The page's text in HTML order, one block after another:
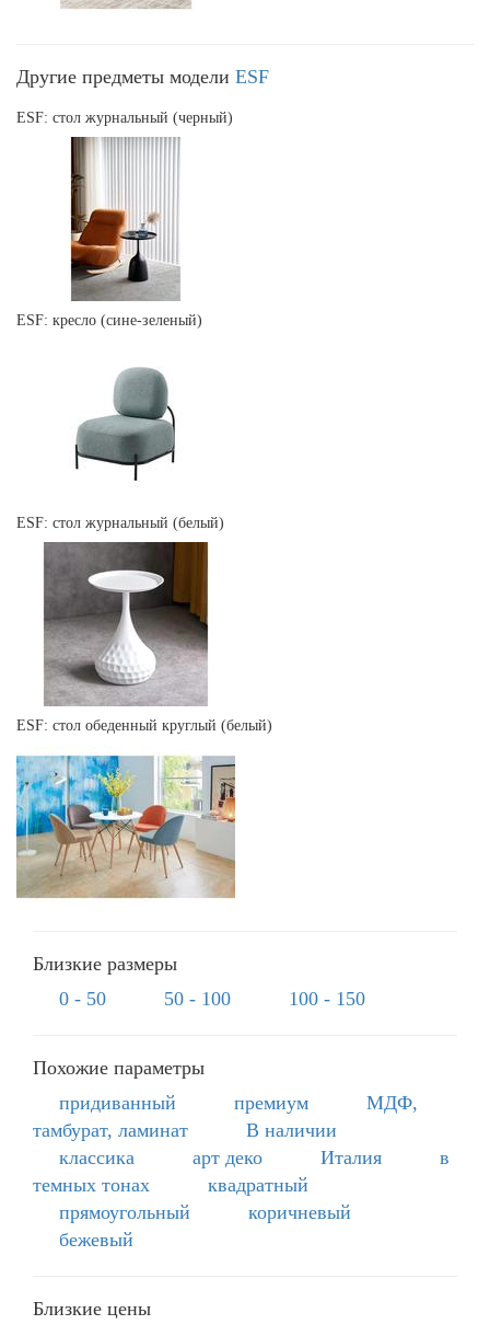
Другие предметы модели ESF
ESF: стол журнальный (черный)
ESF: кресло (сине-зеленый)
ESF: стол журнальный (белый)
ESF: стол обеденный круглый (белый)
Близкие размеры
0 - 50
50 - 100 100 - 150
Похожие параметры
придиванный
премиум
МДФ,
тамбурат, ламинат
В наличии
классика
арт деко Италия
в
темных тонах
квадратный
прямоугольный
коричневый
бежевый
Близкие цены